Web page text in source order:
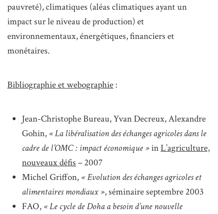
pauvreté), climatiques (aléas climatiques ayant un
impact sur le niveau de production) et
environnementaux, énergétiques, financiers et
monétaires.
Bibliographie et webographie :
Jean-Christophe Bureau, Yvan Decreux, Alexandre
Gohin, « La libéralisation des échanges agricoles dans le
cadre de l’OMC : impact économique »inL’agriculture,
nouveaux défis – 2007
Michel Griffon, « Evolution des échanges agricoles et
alimentaires mondiaux », séminaire septembre 2003
FAO, « Le cycle de Doha a besoin d’une nouvelle